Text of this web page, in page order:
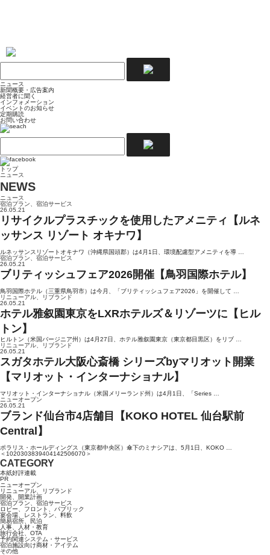
ニュース
新聞概要・広告案内
経営者に聞く
インフォメーション
イベントのお知らせ
定期購読
お問い合わせ
トップ
ニュース
NEWS
ニュース
宿泊プラン、宿泊サービス
26.05.21
リサイクルプラスチックを使用したアメニティ【ルネ
ッサンス リゾート オキナワ】
ルネッサンスリゾートオキナワ（沖縄県国頭郡）は4月1日、環境配慮型アメニティを導 …
宿泊プラン、宿泊サービス
26.05.21
ブリティッシュフェア2026開催【鳥羽国際ホテル】
鳥羽国際ホテル（三重県鳥羽市）は今月、「ブリティッシュフェア2026」を開催して …
リニューアル、リブランド
26.05.21
ホテル雅叙園東京をLXRホテルズ＆リゾーツに【ヒル
トン】
ヒルトン（米国バージニア州）は4月27日、ホテル雅叙園東京（東京都目黒区）をリブ …
リニューアル、リブランド
26.05.21
スガタホテル大阪心斎橋 シリーズbyマリオット開業
【マリオット・インターナショナル】
マリオット・インターナショナル（米国メリーランド州）は4月1日、「Series …
ニューオープン
26.05.21
ブランド仙台市4店舗目【KOKO HOTEL 仙台駅前
Central】
ポラリス・ホールディングス（東京都中央区）傘下のミナシアは、5月1日、KOKO …
＜ 1020303839404142506070＞
CATEGORY
本紙好評連載
PR
ニューオープン
リニューアル、リブランド
開発、開業計画
宿泊プラン、宿泊サービス
ロビー、フロント、パブリック
宴会場、レストラン、料飲
簡易宿所、民泊
人事、人材・教育
旅行会社、OTA
予約関連システム・サービス
宿泊施設向け商材・アイテム
その他